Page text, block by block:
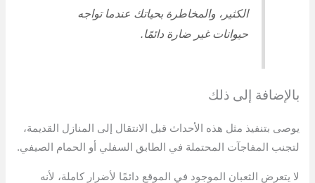
الكثير، والمخاطرة بحياتك عندما تواجه
حيوانات غير ضارة دائمًا.
بالإضافة إلى ذلك
يوصى بتنفيذ مثل هذه الأحداث قبل الانتقال إلى المنازل القديمة،
لتجنب المفاجآت المحتملة في الطابق السفلي أو الحمام الصيفي.
لا يتعرض الثعبان الموجود في الموقع دائمًا لأضرار كاملة، لأنه